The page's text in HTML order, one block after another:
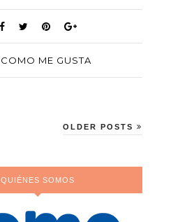
COMO ME GUSTA
OLDER POSTS
QUIÉNES SOMOS